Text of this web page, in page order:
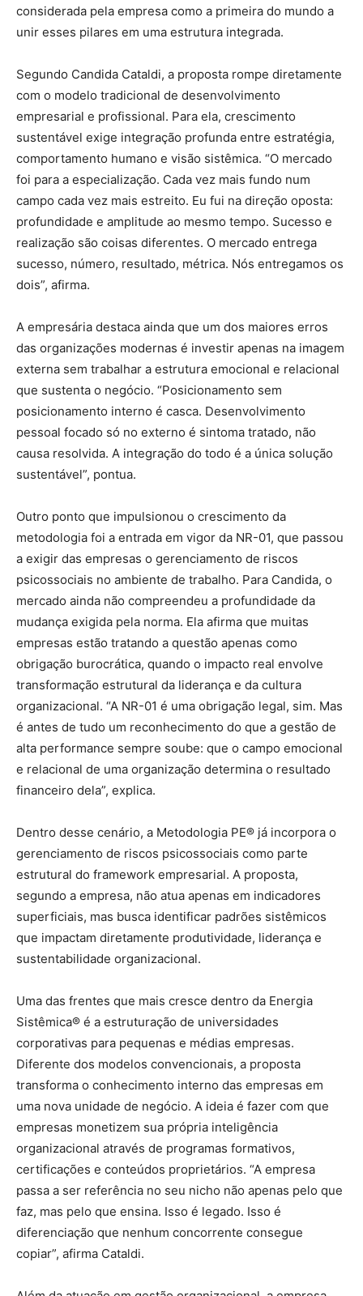
considerada pela empresa como a primeira do mundo a
unir esses pilares em uma estrutura integrada.
Segundo Candida Cataldi, a proposta rompe diretamente
com o modelo tradicional de desenvolvimento
empresarial e profissional. Para ela, crescimento
sustentável exige integração profunda entre estratégia,
comportamento humano e visão sistêmica. “O mercado
foi para a especialização. Cada vez mais fundo num
campo cada vez mais estreito. Eu fui na direção oposta:
profundidade e amplitude ao mesmo tempo. Sucesso e
realização são coisas diferentes. O mercado entrega
sucesso, número, resultado, métrica. Nós entregamos os
dois”, afirma.
A empresária destaca ainda que um dos maiores erros
das organizações modernas é investir apenas na imagem
externa sem trabalhar a estrutura emocional e relacional
que sustenta o negócio. “Posicionamento sem
posicionamento interno é casca. Desenvolvimento
pessoal focado só no externo é sintoma tratado, não
causa resolvida. A integração do todo é a única solução
sustentável”, pontua.
Outro ponto que impulsionou o crescimento da
metodologia foi a entrada em vigor da NR-01, que passou
a exigir das empresas o gerenciamento de riscos
psicossociais no ambiente de trabalho. Para Candida, o
mercado ainda não compreendeu a profundidade da
mudança exigida pela norma. Ela afirma que muitas
empresas estão tratando a questão apenas como
obrigação burocrática, quando o impacto real envolve
transformação estrutural da liderança e da cultura
organizacional. “A NR-01 é uma obrigação legal, sim. Mas
é antes de tudo um reconhecimento do que a gestão de
alta performance sempre soube: que o campo emocional
e relacional de uma organização determina o resultado
financeiro dela”, explica.
Dentro desse cenário, a Metodologia PE® já incorpora o
gerenciamento de riscos psicossociais como parte
estrutural do framework empresarial. A proposta,
segundo a empresa, não atua apenas em indicadores
superficiais, mas busca identificar padrões sistêmicos
que impactam diretamente produtividade, liderança e
sustentabilidade organizacional.
Uma das frentes que mais cresce dentro da Energia
Sistêmica® é a estruturação de universidades
corporativas para pequenas e médias empresas.
Diferente dos modelos convencionais, a proposta
transforma o conhecimento interno das empresas em
uma nova unidade de negócio. A ideia é fazer com que
empresas monetizem sua própria inteligência
organizacional através de programas formativos,
certificações e conteúdos proprietários. “A empresa
passa a ser referência no seu nicho não apenas pelo que
faz, mas pelo que ensina. Isso é legado. Isso é
diferenciação que nenhum concorrente consegue
copiar”, afirma Cataldi.